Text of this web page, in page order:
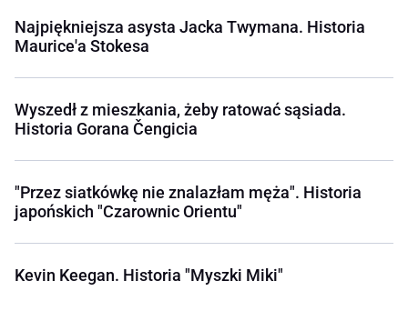
Najpiękniejsza asysta Jacka Twymana. Historia
Maurice'a Stokesa
Wyszedł z mieszkania, żeby ratować sąsiada.
Historia Gorana Čengicia
"Przez siatkówkę nie znalazłam męża". Historia
japońskich "Czarownic Orientu"
Kevin Keegan. Historia "Myszki Miki"